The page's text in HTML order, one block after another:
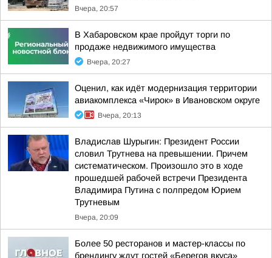
Вчера, 20:57
В Хабаровском крае пройдут торги по
продаже недвижимого имущества
Вчера, 20:27
Оценил, как идёт модернизация территории
авиакомплекса «Чирок» в Ивановском округе
Вчера, 20:13
Владислав Шурыгин: Президент России
словил Трутнева на превышении. Причем
систематическом. Произошло это в ходе
прошедшей рабочей встречи Президента
Владимира Путина с полпредом Юрием
Трутневым
Вчера, 20:09
Более 50 ресторанов и мастер-классы по
брендингу ждут гостей «Берегов вкуса»